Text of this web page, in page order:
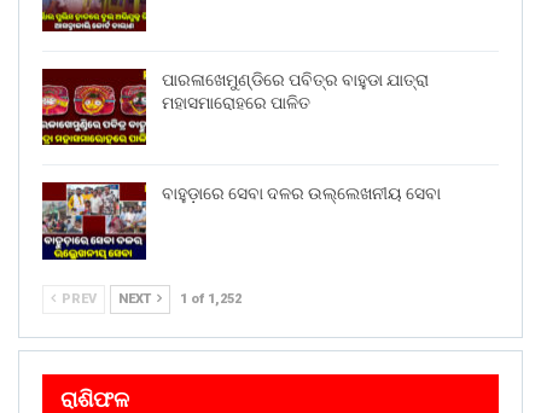
ପାରଳାଖେମୁଣ୍ଡିରେ ପବିତ୍ର ବାହୁଡା ଯାତ୍ରା
ମହାସମାରୋହରେ ପାଳିତ
ବାହୁଡ଼ାରେ ସେବା ଦଳର ଉଲ୍ଲେଖନୀୟ ସେବା
PREV NEXT 1 of 1,252
ରାଶିଫଳ